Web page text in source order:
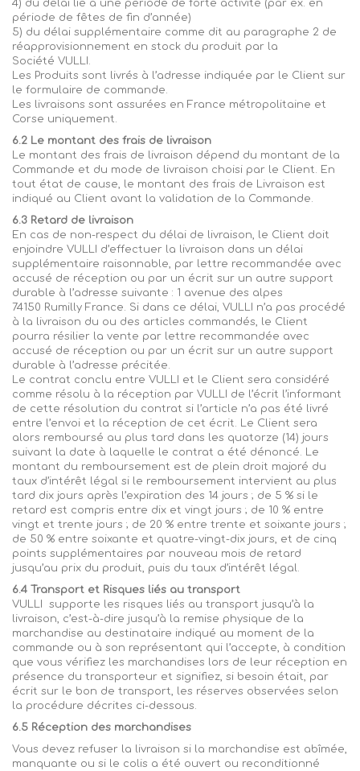
4) du délai lié à une période de forte activité (par ex. en
période de fêtes de fin d’année)
5) du délai supplémentaire comme dit au paragraphe 2 de
réapprovisionnement en stock du produit par la
Société VULLI.
Les Produits sont livrés à l’adresse indiquée par le Client sur
le formulaire de commande.
Les livraisons sont assurées en France métropolitaine et
Corse uniquement.
6.2 Le montant des frais de livraison
Le montant des frais de livraison dépend du montant de la
Commande et du mode de livraison choisi par le Client. En
tout état de cause, le montant des frais de Livraison est
indiqué au Client avant la validation de la Commande.
6.3 Retard de livraison
En cas de non-respect du délai de livraison, le Client doit
enjoindre VULLI d’effectuer la livraison dans un délai
supplémentaire raisonnable, par lettre recommandée avec
accusé de réception ou par un écrit sur un autre support
durable à l’adresse suivante : 1 avenue des alpes
74150 Rumilly F rance. Si dans ce délai, VULLI n’a pas procédé
à la livraison du ou des articles commandés, le Client
pourra résilier la vente par lettre recommandée avec
accusé de réception ou par un écrit sur un autre support
durable à l’adresse précitée.
Le contrat conclu entre VULLI et le Client sera considéré
comme résolu à la réception par VULLI de l’écrit l’informant
de cette résolution du contrat si l’article n’a pas été livré
entre l’envoi et la réception de cet écrit. Le Client sera
alors remboursé au plus tard dans les quatorze (14) jours
suivant la date à laquelle le contrat a été dénoncé. Le
montant du remboursement est de plein droit majoré du
taux d’intérêt légal si le remboursement intervient au plus
tard dix jours après l’expiration des 14 jours ; de 5 % si le
retard est compris entre dix et vingt jours ; de 10 % entre
vingt et trente jours ; de 20 % entre trente et soixante jours ;
de 50 % entre soixante et quatre-vingt-dix jours, et de cinq
points supplémentaires par nouveau mois de retard
jusqu’au prix du produit, puis du taux d’intérêt légal.
6.4 Transport et Risques liés au transport
VULLI supporte les risques liés au transport jusqu’à la
livraison, c’est-à-dire jusqu’à la remise physique de la
marchandise au destinataire indiqué au moment de la
commande ou à son représentant qui l’accepte, à condition
que vous vérifiez les marchandises lors de leur réception en
présence du transporteur et signifiez, si besoin était, par
écrit sur le bon de transport, les réserves observées selon
la procédure décrites ci-dessous.
6.5 Réception des marchandises
Vous devez refuser la livraison si la marchandise est abîmée,
manquante ou si le colis a été ouvert ou reconditionné